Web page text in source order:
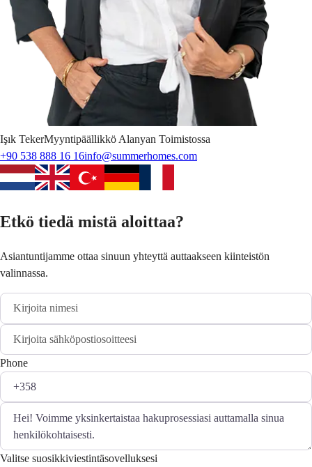
Işık TekerMyyntipäällikkö Alanyan Toimistossa
+90 538 888 16 16info@summerhomes.com
Etkö tiedä mistä aloittaa?
Asiantuntijamme ottaa sinuun yhteyttä auttaakseen kiinteistön
valinnassa.
Phone
Valitse suosikkiviestintäsovelluksesi